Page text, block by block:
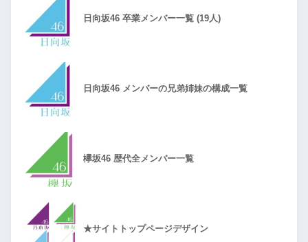
日向坂46 卒業メンバー一覧 (19人)
日向坂46 メンバーの兄弟姉妹の構成一覧
欅坂46 歴代全メンバー一覧
★サイトトップページデザイン